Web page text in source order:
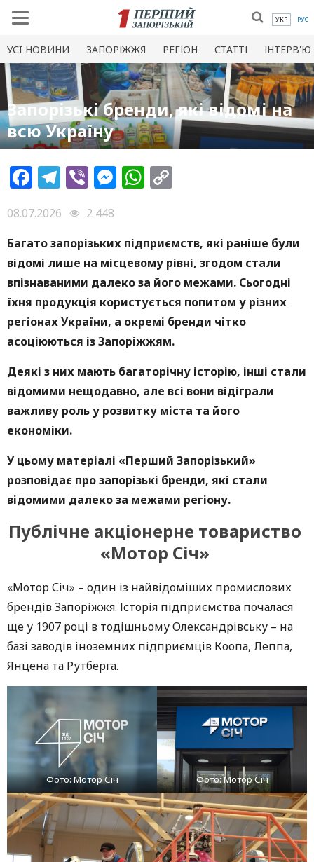
УКР РУС
УСI НОВИНИ ЗАПОРІЖЖЯ РЕГІОН СТАТТІ ІНТЕРВ'Ю
Запорізькі бренди, які відомі на
всю Україну
Facebook
Telegram
ViberMessenger
WhatsApp
08.07.2026
2 448
Багато запорізьких підприємств, які раніше були
відомі лише на місцевому рівні, згодом стали
впізнаваними далеко за його межами. Сьогодні
їхня продукція користується попитом у різних
регіонах України, а окремі бренди чітко
асоціюються із Запоріжжям.
Деякі з них мають багаторічну історію, інші стали
відомими нещодавно, але всі вони відіграли
важливу роль у розвитку міста та його
економіки.
У цьому матеріалі «Перший Запорізький»
розповідає про запорізькі бренди, які стали
відомими далеко за межами регіону.
Публічне акціонерне товариство
«Мотор Січ»
«Мотор Січ» – один із найвідоміших промислових
брендів Запоріжжя. Історія підприємства почалася
ще у 1907 році в тодішньому Олександрівську – на
базі заводів іноземних підприємців Коопа, Леппа,
Янцена та Рутберга.
Фото: Мотор Січ Фото: Мотор Січ